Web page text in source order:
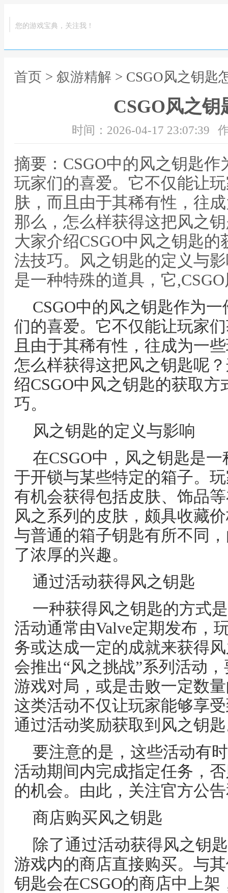
您的游戏宝典，关注我！
首页 > 叙游精解 > CSGO风之钥匙
CSGO风之钥
时间：2026-04-17 23:07:39
摘要：CSGO中的风之钥匙
玩家们的喜爱。它不仅能让
肤，而且由于其稀有性，往
那么，怎么样获得这把风之
大家介绍CSGO中风之钥匙
法技巧。风之钥匙的定义与
是一种特殊的道具，它
CSGO中的风之钥匙作为
们的喜爱。它不仅能让玩家
且由于其稀有性，往成为一
怎么样获得这把风之钥匙呢
绍CSGO中风之钥匙的获取
巧。
风之钥匙的定义与影响
在CSGO中，风之钥匙是
于开锁与某些特定的箱子。
有机会获得包括皮肤、饰品
风之系列的皮肤，颇具收藏
与普通的箱子钥匙有所不同
了浓厚的兴趣。
通过活动获得风之钥匙
一种获得风之钥匙的方式
活动通常由Valve定期发布，
务或达成一定的成就来获得
会推出“风之挑战”系列活动
游戏对局，或是击败一定数
这类活动不仅让玩家能够享
通过活动奖励获取到风之钥
要注意的是，这些活动有
活动期间内完成指定任务，
的机会。由此，关注官方公
商店购买风之钥匙
除了通过活动获得风之钥
游戏内的商店直接购买。与
钥匙会在CSGO的商店中上